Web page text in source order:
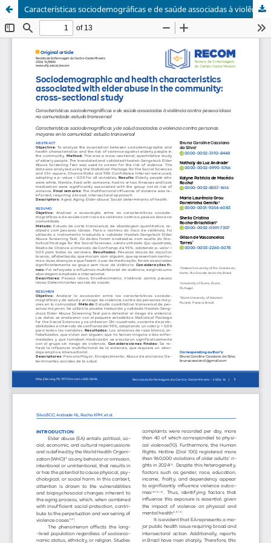
Características sociodemográficas e de saúde associadas à violência contra pessoa idosa na comunidade: estudo transversal